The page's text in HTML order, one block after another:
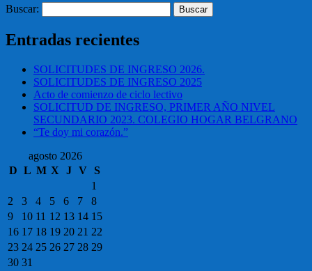
Buscar:
Entradas recientes
SOLICITUDES DE INGRESO 2026.
SOLICITUDES DE INGRESO 2025
Acto de comienzo de ciclo lectivo
SOLICITUD DE INGRESO, PRIMER AÑO NIVEL
SECUNDARIO 2023. COLEGIO HOGAR BELGRANO
“Te doy mi corazón.”
agosto 2026
D L M X J V S
1
2
3 4 5 6 7
8
9
10 11 12 13 14 15
16 17 18 19 20 21 22
23 24 25 26 27 28 29
30 31